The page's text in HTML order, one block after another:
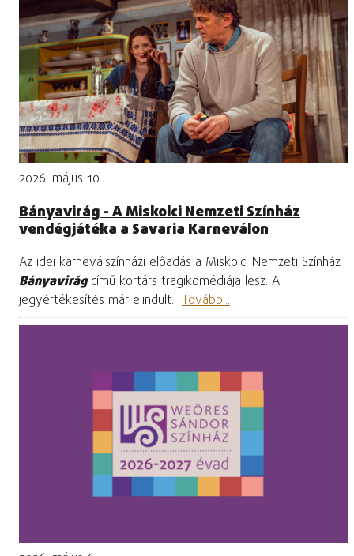
2026. május 10.
Bányavirág - A Miskolci Nemzeti Színház
vendégjátéka a Savaria Karneválon
Az idei karneválszínházi előadás a Miskolci Nemzeti Színház
Bányavirágcímű kortárs tragikomédiája lesz. A
jegyértékesítés már elindult. Tovább...